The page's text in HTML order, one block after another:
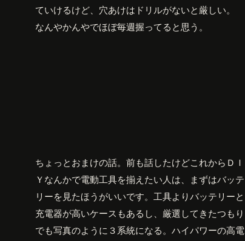
ていけるけど、穴あけはドリルがないと厳しい。
なんやかんやでほぼ毎週握ってると思う。
ちょっとおまけの話。前も話したけどこれからＤＩ
Ｙなんかで電動工具を揃えたい人は、まずはバッテ
リーを見たほうがいいです。工具よりバッテリーと
充電器が高いケースもあるし、厳選してきたつもり
でも写真のように３系統になる。ハイパワーの高電